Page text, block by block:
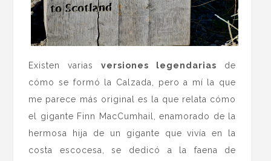
Existen variasversiones legendarias de
cómo se formó la Calzada, pero a mí la que
me parece más original es la que relata cómo
el gigante Finn MacCumhail, enamorado de la
hermosa hija de un gigante que vivía en la
costa escocesa, se dedicó a la faena de